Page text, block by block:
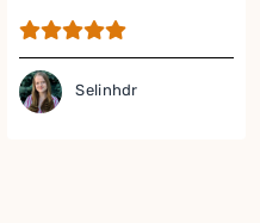
Selinhdr